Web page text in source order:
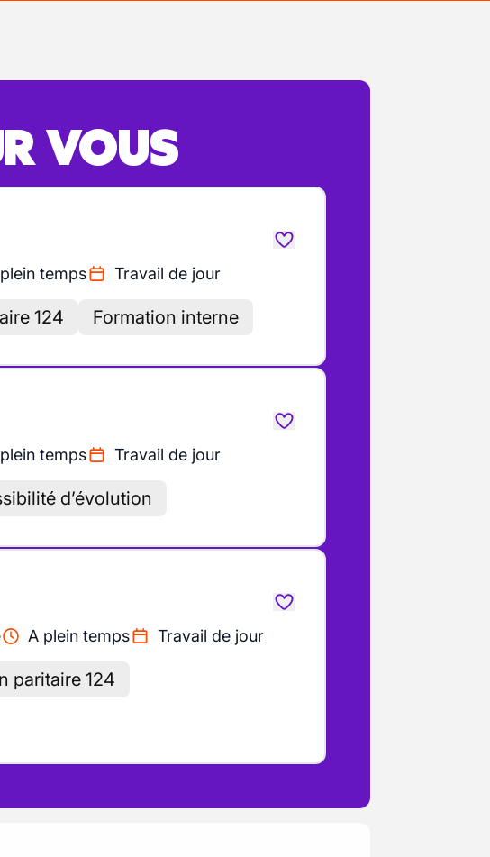
VOUS
temps Travail de jour
124 Formation interne
temps Travail de jour
d’évolution
A plein temps Travail de jour
paritaire 124